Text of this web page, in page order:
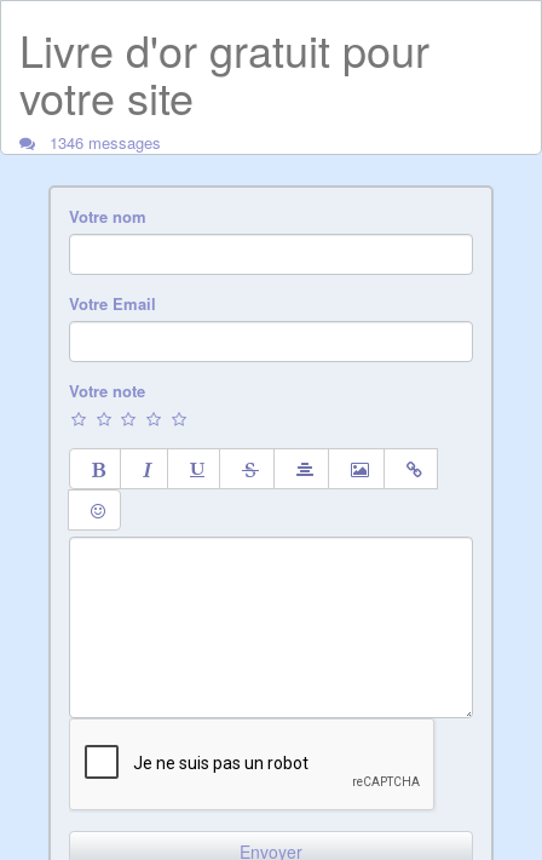
Livre d'or gratuit pour
votre site
1346 messages
Votre nom
Votre Email
Votre note